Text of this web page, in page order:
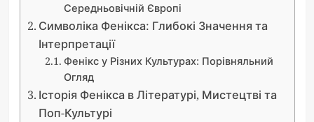
Середньовічній Європі
Символіка Фенікса: Глибокі Значення та
Інтерпретації
Фенікс у Різних Культурах: Порівняльний
Огляд
Історія Фенікса в Літературі, Мистецтві та
Поп-Культурі